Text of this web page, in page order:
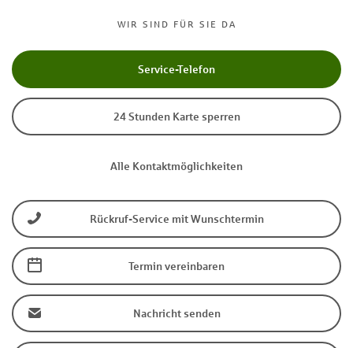
WIR SIND FÜR SIE DA
Service-Telefon
24 Stunden Karte sperren
Alle Kontaktmöglichkeiten
Rückruf-Service mit Wunschtermin
Termin vereinbaren
Nachricht senden